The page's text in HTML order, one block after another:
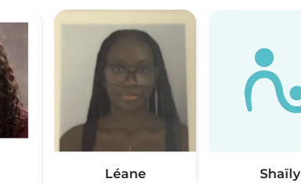
Léane Shaïly